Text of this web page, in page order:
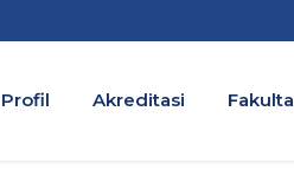
Profil Akreditasi